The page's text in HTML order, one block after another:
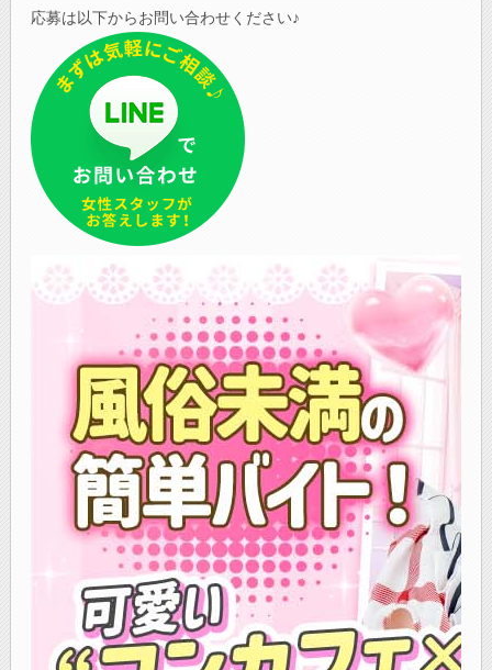
応募は以下からお問い合わせください♪